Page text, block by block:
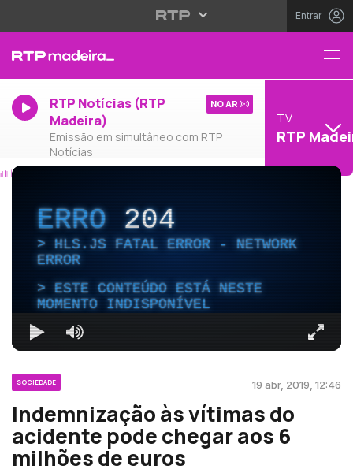
Entrar
RTP Notícias (RTP
Madeira)
Emissão em simultâneo com RTP
Notícias
NO AR
TV
RTP
ERRO204
HLS.JS FATAL ERROR - NETWORK
ERROR
ESTE CONTEÚDO ESTÁ NESTE
MOMENTO INDISPONÍVEL
SOCIEDADE 19 abr, 2019, 12:46
Indemnização às vítimas do
acidente pode chegar aos 6
milhões de euros